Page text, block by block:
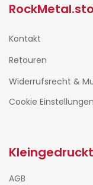
Kontakt
Retouren
Widerrufsrecht &
Cookie Einstellungen
AGB